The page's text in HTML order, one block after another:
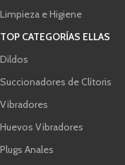
Limpieza e Higiene
TOP CATEGORÍAS ELLAS
Dildos
Succionadores de Clítoris
Vibradores
Huevos Vibradores
Plugs Anales